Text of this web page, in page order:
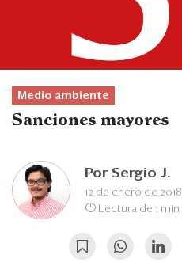
Sectores y Empresas
Management
Economía y Finanzas
Eventos
Blogs
Ranking CEO
Medio ambiente
Sanciones mayores
Por Sergio J.
12 de enero de 2018
Lectura de 1 min